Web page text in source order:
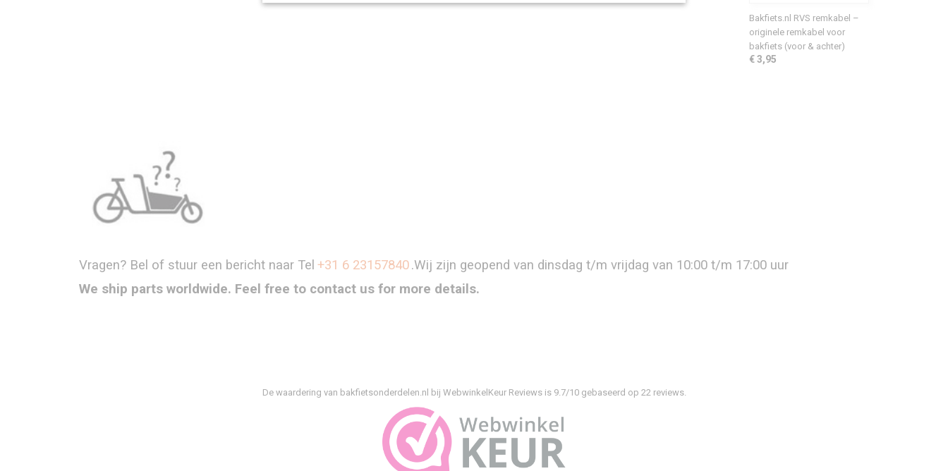
Bakfiets.nl RVS remkabel –
originele remkabel voor
bakfiets (voor & achter)
€ 3,95
Vragen? Bel of stuur een bericht naar Tel +31 6 23157840.Wij zijn geopend van dinsdag t/m vrijdag van 10:00 t/m 17:00 uur
We ship parts worldwide. Feel free to contact us for more details.
De waardering van bakfietsonderdelen.nl bij WebwinkelKeur Reviewsis 9.7/10 gebaseerd op 22 reviews.